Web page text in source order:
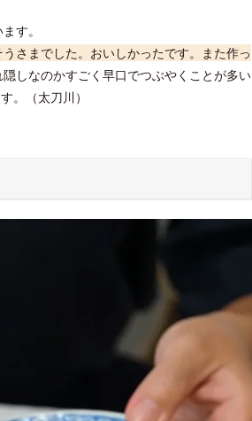
す。
うさまでした。おいしかったです。また作っ
しなのかすごく早口でつぶやくことが多い
。（太刀川）